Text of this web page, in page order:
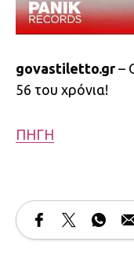
govastiletto.gr–
56 του χρόνια!
ΠΗΓΗ